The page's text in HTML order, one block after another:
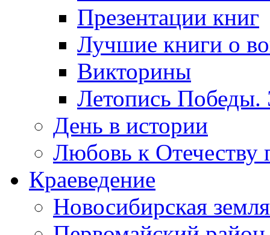
Презентации книг
Лучшие книги о
Викторины
Летопись Победы.
День в истории
Любовь к Отечеству
Краеведение
Новосибирская земля